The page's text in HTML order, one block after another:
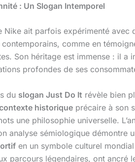
: Un Slogan Intemporel
Nike ait parfois expérimenté avec
contemporains, comme en
Son héritage est immense : il a
profondes de ses
du slogan Just Do It révèle bien
historique précaire à son
une philosophie universelle.
analyse sémiologique démontre
en un symbole culturel
parcours légendaires, ont ancré